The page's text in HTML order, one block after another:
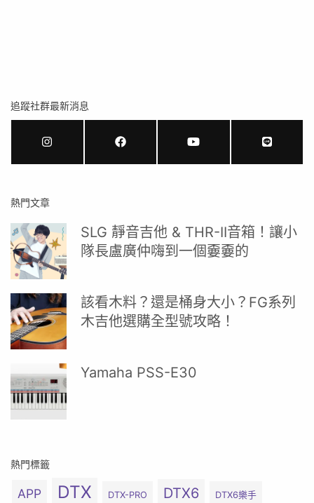
追蹤社群最新消息
熱門文章
SLG 靜音吉他 & THR-II音箱！讓小
隊長盧廣仲嗨到一個嫑嫑的
該看木料？還是桶身大小？FG系列
木吉他選購全型號攻略！
Yamaha PSS-E30
熱門標籤
APP DTX DTX-PRO DTX6 DTX6樂手